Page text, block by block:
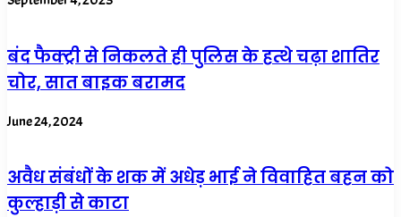
बंद फैक्ट्री से निकलते ही पुलिस के हत्थे चढ़ा शातिर
चोर, सात बाइक बरामद
June 24, 2024
अवैध संबंधों के शक में अधेड़ भाई ने विवाहित बहन को
कुल्हाड़ी से काटा